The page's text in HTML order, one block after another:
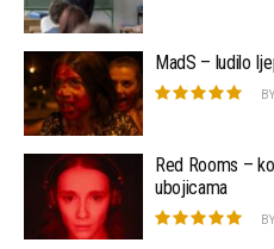
MadS – ludilo
BY
Red Rooms –
ubojicama
BY